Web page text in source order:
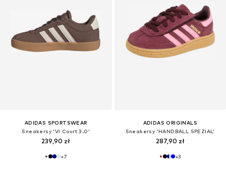
ADIDAS SPORTSWEAR
Sneakersy 'VI Court 3.0'
239,90 zł
+7
ADIDAS ORIGINALS
Sneakersy 'HANDBALL SPEZIAL'
287,90 zł
+3